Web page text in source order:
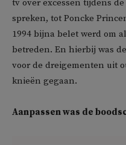
tv over excessen tijdens
spreken, tot Poncke
1994 bijna belet werd om
betreden. En hierbij was
voor de dreigementen uit
knieën gegaan.
Aanpassen was de